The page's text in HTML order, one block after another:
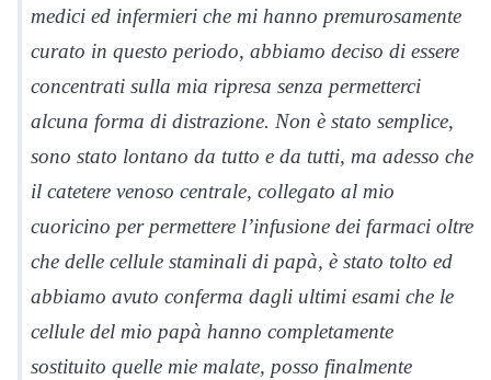
medici ed infermieri che mi hanno premurosamente
curato in questo periodo, abbiamo deciso di essere
concentrati sulla mia ripresa senza permetterci
alcuna forma di distrazione. Non è stato semplice,
sono stato lontano da tutto e da tutti, ma adesso che
il catetere venoso centrale, collegato al mio
cuoricino per permettere l’infusione dei farmaci oltre
che delle cellule staminali di papà, è stato tolto ed
abbiamo avuto conferma dagli ultimi esami che le
cellule del mio papà hanno completamente
sostituito quelle mie malate, posso finalmente